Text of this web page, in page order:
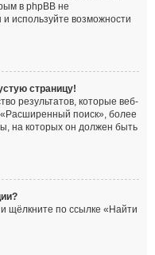
в phpBB не
используйте возможности
страницу!
результатов, которые веб-
поиск», более
на которых он должен быть
щёлкните по ссылке «Найти